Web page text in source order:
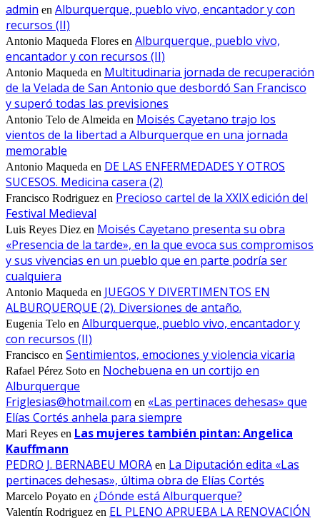
admin en Alburquerque, pueblo vivo, encantador y con
recursos (II)
Antonio Maqueda Flores en Alburquerque, pueblo vivo,
encantador y con recursos (II)
Antonio Maqueda en Multitudinaria jornada de recuperación
de la Velada de San Antonio que desbordó San Francisco
y superó todas las previsiones
Antonio Telo de Almeida en Moisés Cayetano trajo los
vientos de la libertad a Alburquerque en una jornada
memorable
Antonio Maqueda en DE LAS ENFERMEDADES Y OTROS
SUCESOS. Medicina casera (2)
Francisco Rodriguez en Precioso cartel de la XXIX edición del
Festival Medieval
Luis Reyes Diez en Moisés Cayetano presenta su obra
«Presencia de la tarde», en la que evoca sus compromisos
y sus vivencias en un pueblo que en parte podría ser
cualquiera
Antonio Maqueda en JUEGOS Y DIVERTIMENTOS EN
ALBURQUERQUE (2). Diversiones de antaño.
Eugenia Telo en Alburquerque, pueblo vivo, encantador y
con recursos (II)
Francisco en Sentimientos, emociones y violencia vicaria
Rafael Pérez Soto en Nochebuena en un cortijo en
Alburquerque
Friglesias@hotmail.com en «Las pertinaces dehesas» que
Elías Cortés anhela para siempre
Mari Reyes en Las mujeres también pintan: Angelica
Kauffmann
PEDRO J. BERNABEU MORA en La Diputación edita «Las
pertinaces dehesas», última obra de Elías Cortés
Marcelo Poyato en ¿Dónde está Alburquerque?
Valentín Rodriguez en EL PLENO APRUEBA LA RENOVACIÓN